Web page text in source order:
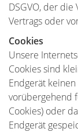
DSGVO, der
Vertrags oder
Cookies
Unsere
Cookies sind
Endgerät
vorübergehend
Cookies) oder
Endgerät